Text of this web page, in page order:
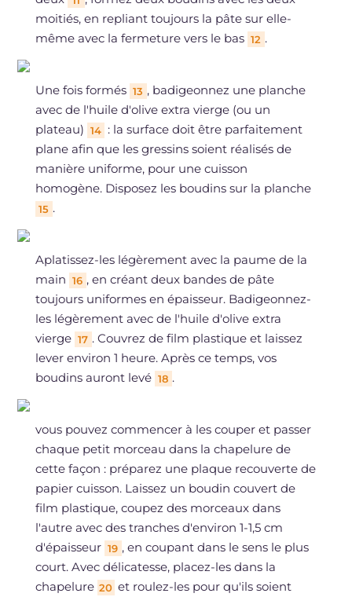
moitiés, en repliant toujours la pâte sur elle-
même avec la fermeture vers le bas 12 .
Une fois formés 13 , badigeonnez une planche
avec de l'huile d'olive extra vierge (ou un
plateau) 14 : la surface doit être parfaitement
plane afin que les gressins soient réalisés de
manière uniforme, pour une cuisson
homogène. Disposez les boudins sur la planche
15 .
Aplatissez-les légèrement avec la paume de la
main 16 , en créant deux bandes de pâte
toujours uniformes en épaisseur. Badigeonnez-
les légèrement avec de l'huile d'olive extra
vierge 17 . Couvrez de film plastique et laissez
lever environ 1 heure. Après ce temps, vos
boudins auront levé 18 .
vous pouvez commencer à les couper et passer
chaque petit morceau dans la chapelure de
cette façon : préparez une plaque recouverte de
papier cuisson. Laissez un boudin couvert de
film plastique, coupez des morceaux dans
l'autre avec des tranches d'environ 1-1,5 cm
d'épaisseur 19 , en coupant dans le sens le plus
court. Avec délicatesse, placez-les dans la
chapelure 20 et roulez-les pour qu'ils soient